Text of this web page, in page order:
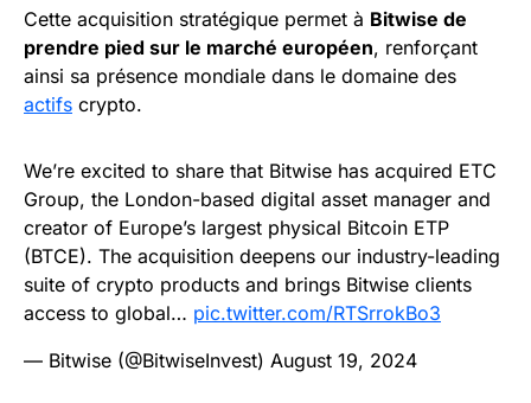
Cette acquisition stratégique permet à Bitwise de
prendre pied sur le marché européen, renforçant
ainsi sa présence mondiale dans le domaine des
actifs crypto.
We’re excited to share that Bitwise has acquired ETC
Group, the London-based digital asset manager and
creator of Europe’s largest physical Bitcoin ETP
(BTCE). The acquisition deepens our industry-leading
suite of crypto products and brings Bitwise clients
access to global… pic.twitter.com/RTSrrokBo3
— Bitwise (@BitwiseInvest) August 19, 2024